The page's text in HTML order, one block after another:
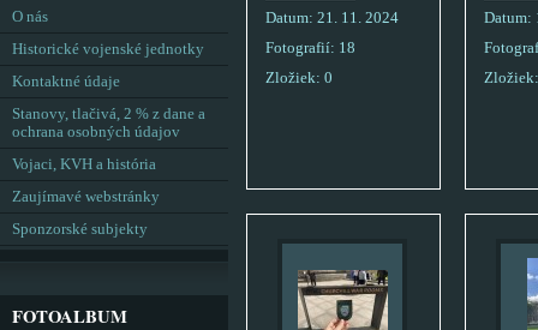
Datum: 21. 11. 2024
Fotografií: 18
Zložiek: 0
Datum:
O nás
Historické vojenské jednotky
Kontaktné údaje
Stanovy, tlačivá, 2 % z dane a
ochrana osobných údajov
Vojaci, KVH a história
Zaujímavé webstránky
Sponzorské subjekty
FOTOALBUM